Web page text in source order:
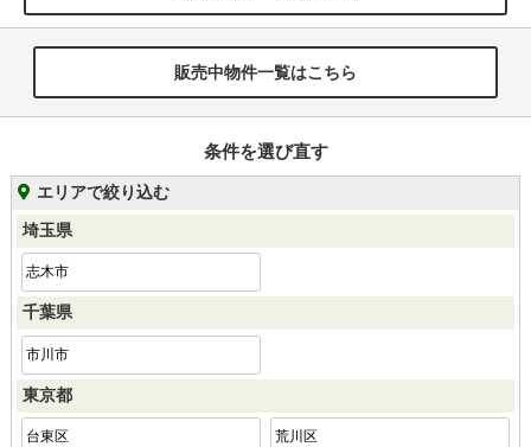
販売中物件一覧はこちら
条件を選び直す
エリアで絞り込む
埼玉県
志木市
千葉県
市川市
東京都
台東区 荒川区